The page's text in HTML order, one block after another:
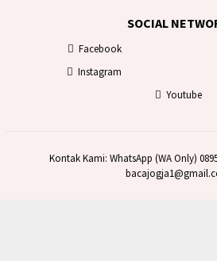
SOCIAL
Facebook
Instagram
Youtube
Kontak Kami: WhatsApp (WA Only)